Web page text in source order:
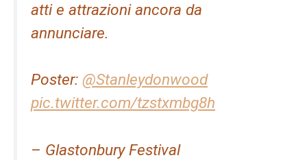
atti e attrazioni ancora da
annunciare.
Poster: @Stanleydonwood
pic.twitter.com/tzstxmbg8h
– Glastonbury Festival